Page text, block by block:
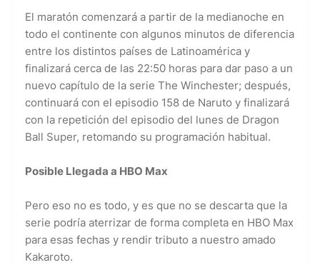
El maratón comenzará a partir de la medianoche en
todo el continente con algunos minutos de diferencia
entre los distintos países de Latinoamérica y
finalizará cerca de las 22:50 horas para dar paso a un
nuevo capítulo de la serie The Winchester; después,
continuará con el episodio 158 de Naruto y finalizará
con la repetición del episodio del lunes de Dragon
Ball Super, retomando su programación habitual.
Posible Llegada a HBO Max
Pero eso no es todo, y es que no se descarta que la
serie podría aterrizar de forma completa en HBO Max
para esas fechas y rendir tributo a nuestro amado
Kakaroto.